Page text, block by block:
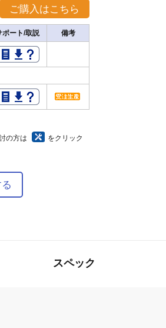
ポート/取説 備考
の方は
をクリック
スペック